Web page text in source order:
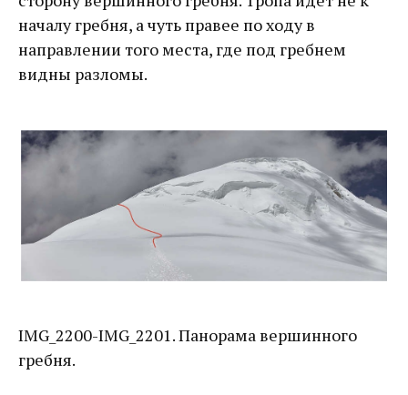
началу гребня, а чуть правее по ходу в
направлении того места, где под гребнем
видны разломы.
IMG_2200-IMG_2201. Панорама вершинного
гребня.